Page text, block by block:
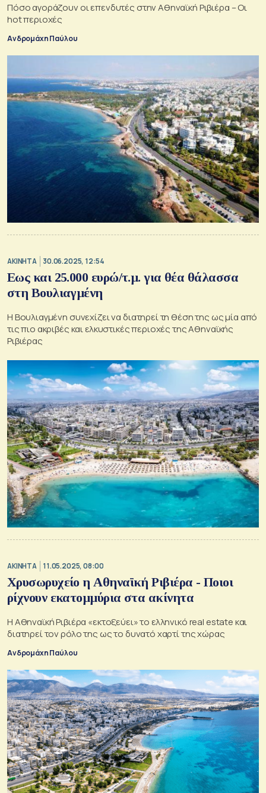
Πόσο αγοράζουν οι επενδυτές στην Αθηναϊκή Ριβιέρα – Οι
hot περιοχές
Ανδρομάχη Παύλου
ΑΚΙΝΗΤΑ 30.06.2025, 12:54
Εως και 25.000 ευρώ/τ.μ. για θέα θάλασσα
στη Βουλιαγμένη
Η Βουλιαγμένη συνεχίζει να διατηρεί τη θέση της ως μία από
τις πιο ακριβές και ελκυστικές περιοχές της Αθηναϊκής
Ριβιέρας
ΑΚΙΝΗΤΑ 11.05.2025, 08:00
Χρυσωρυχείο η Αθηναϊκή Ριβιέρα - Ποιοι
ρίχνουν εκατομμύρια στα ακίνητα
Η Αθηναϊκή Ριβιέρα «εκτοξεύει» το ελληνικό real estate και
διατηρεί τον ρόλο της ως το δυνατό χαρτί της χώρας
Ανδρομάχη Παύλου